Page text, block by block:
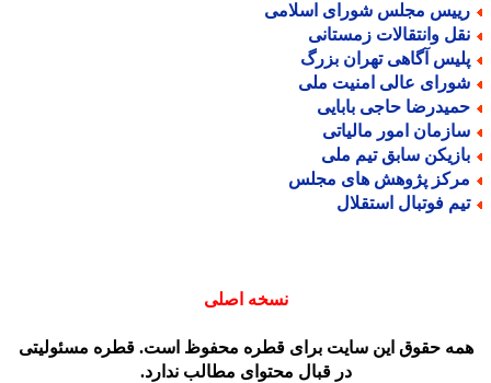
مجلس شورای اسلامی
وانتقالات زمستانی
آگاهی تهران بزرگ
عالی امنیت ملی
حاجی بابایی
امور مالیاتی
سابق تیم ملی
پژوهش های مجلس
فوتبال استقلال
نسخه اصلی
حقوق این سایت برای قطره محفوظ است. قطره مسئولیتی
در قبال محتوای مطالب ندارد.